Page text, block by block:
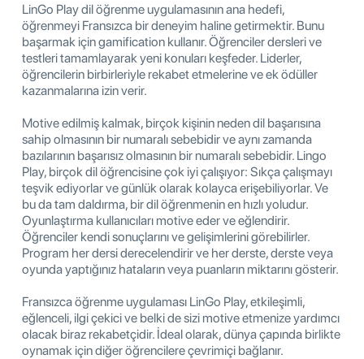
LinGo Play dil öğrenme uygulamasının ana hedefi,
öğrenmeyi Fransızca bir deneyim haline getirmektir. Bunu
başarmak için gamification kullanır. Öğrenciler dersleri ve
testleri tamamlayarak yeni konuları keşfeder. Liderler,
öğrencilerin birbirleriyle rekabet etmelerine ve ek ödüller
kazanmalarına izin verir.
Motive edilmiş kalmak, birçok kişinin neden dil başarısına
sahip olmasının bir numaralı sebebidir ve aynı zamanda
bazılarının başarısız olmasının bir numaralı sebebidir. Lingo
Play, birçok dil öğrencisine çok iyi çalışıyor: Sıkça çalışmayı
teşvik ediyorlar ve günlük olarak kolayca erişebiliyorlar. Ve
bu da tam daldırma, bir dil öğrenmenin en hızlı yoludur.
Oyunlaştırma kullanıcıları motive eder ve eğlendirir.
Öğrenciler kendi sonuçlarını ve gelişimlerini görebilirler.
Program her dersi derecelendirir ve her derste, derste veya
oyunda yaptığınız hataların veya puanların miktarını gösterir.
Fransızca öğrenme uygulaması LinGo Play, etkileşimli,
eğlenceli, ilgi çekici ve belki de sizi motive etmenize yardımcı
olacak biraz rekabetçidir. İdeal olarak, dünya çapında birlikte
oynamak için diğer öğrencilere çevrimiçi bağlanır.